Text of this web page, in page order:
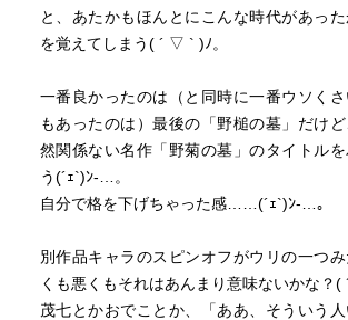
野槌の墓：
何でも屋の柳井源五郎右衛門は娘・加奈から
友達の猫又・タマの話を聞く
話半分に聞いていた源五郎右衛門だが
モノは時を経て付喪神になると言うが
タマの依頼は人の血を吸って変わってしまっ
仲間の木槌を退治してほしいと……
と、あたかもほんとにこんな時代があっ
を覚えてしまう( ´ ▽ ` )ﾉ。
一番良かったのは（と同時に一番ウソく
もあったのは）最後の「野槌の墓」だけ
然関係ない名作「野菊の墓」のタイトル
う(´ｪ`)ﾝ-…。
自分で格を下げちゃった感……(´ｪ`)ﾝ-…。
別作品キャラのスピンオフがウリの一つ
くも悪くもそれはあんまり意味ないかな？
茂七とかおでことか、「ああ、そういう